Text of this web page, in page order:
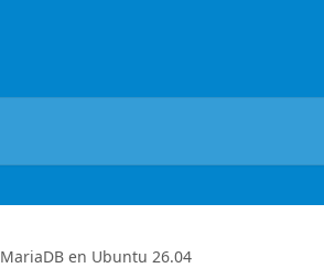
en Ubuntu 26.04